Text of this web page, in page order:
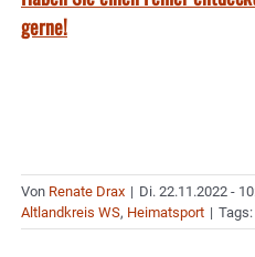
gerne!
Von Renate Drax | Di. 22.11.2022 -
Altlandkreis WS, Heimatsport | Tags: